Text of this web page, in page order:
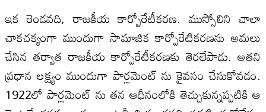
ఇక రెండవది, రాజకీయ కార్పోరేటీకరణ. ముస్సోలిని చాలా
చాకచక్యంగా ముందుగా సామాజిక కార్పోరేటికరణను అమలు
చేసిన తర్వాత రాజకీయ కార్పోరేటీకరణకు తెరలేపాడు. అతని
ప్రధాన లక్ష్యం ముందుగా పార్లమెంట్ ను కైవసం చేసుకోవడం.
1922లో పార్లమెంట్ ను తన ఆధీనంలోకి తెచ్చుకున్నప్పటికి ఆ